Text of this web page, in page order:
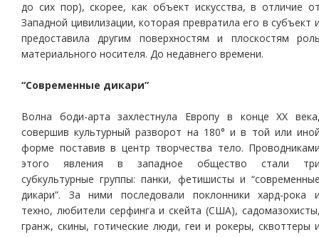
до сих пор), скорее, как объект искусства, в отличие
Западной цивилизации, которая превратила его в субъект
предоставила другим поверхностям и плоскостям
материального носителя. До недавнего времени.
“Современные дикари”
Волна боди-арта захлестнула Европу в конце XX
совершив культурный разворот на 180° и в той или
форме поставив в центр творчества тело.
этого явления в западное общество стали
субкультурные группы: панки, фетишисты и
дикари”. За ними последовали поклонники хард-рока
техно, любители серфинга и скейта (США),
гранж, скины, готические люди, геи и рокеры, сквоттеры